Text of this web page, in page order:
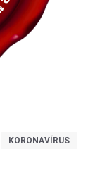
KORONAVÍRUS